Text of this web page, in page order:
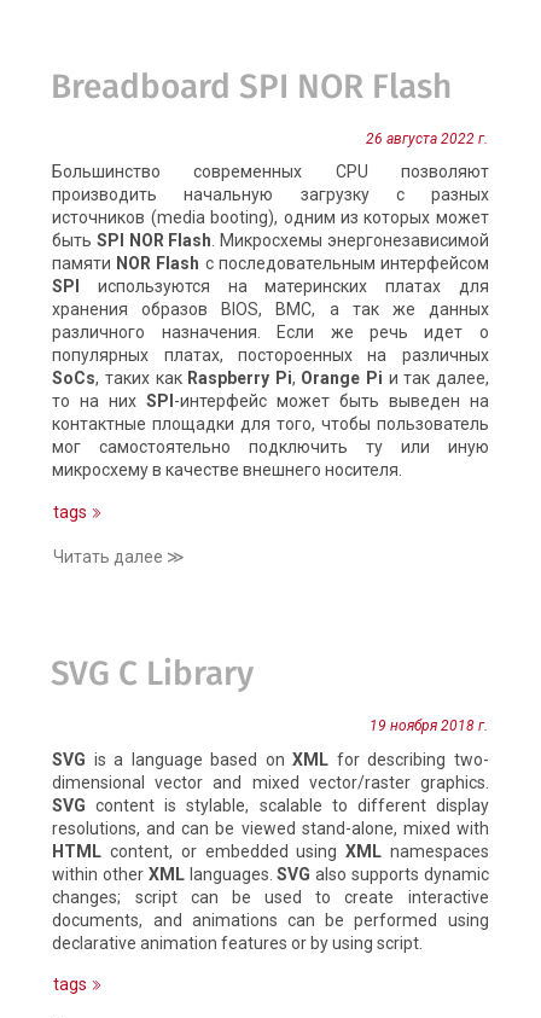
Breadboard SPI NOR Flash
26 августа 2022 г.
Большинство современных CPU позволяют
производить начальную загрузку с разных
источников (media booting), одним из которых может
бытьSPI NOR Flash . Микросхемы энергонезависимой
памяти NOR Flash с последовательным интерфейсом
SPI
используются на материнских платах для
хранения образов BIOS, BMC, а так же данных
различного назначения. Если же речь идет о
популярных платах, постороенных на различных
SoCs, таких как Raspberry Pi, Orange Pi и так далее,
то на нихSPI -интерфейс может быть выведен на
контактные площадки для того, чтобы пользователь
мог самостоятельно подключить ту или иную
микросхему в качестве внешнего носителя.
tags
Читать далее ≫
SVG C Library
19 ноября 2018 г.
SVG is a language based onXML for describing two-
dimensional vector and mixed vector/raster graphics.
SVG content is stylable, scalable to different display
resolutions, and can be viewed stand-alone, mixed with
HTML content, or embedded using XMLnamespaces
within other XMLlanguages.SVG also supports dynamic
changes; script can be used to create interactive
documents, and animations can be performed using
declarative animation features or by using script.
tags